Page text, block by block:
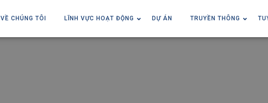
VỀ CHÚNG TÔI LĨNH VỰC HOẠT ĐỘNG DỰ ÁN TRUYỀN THÔNG